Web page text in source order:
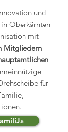
und
Oberkärnten
mit
Mitgliedern
für